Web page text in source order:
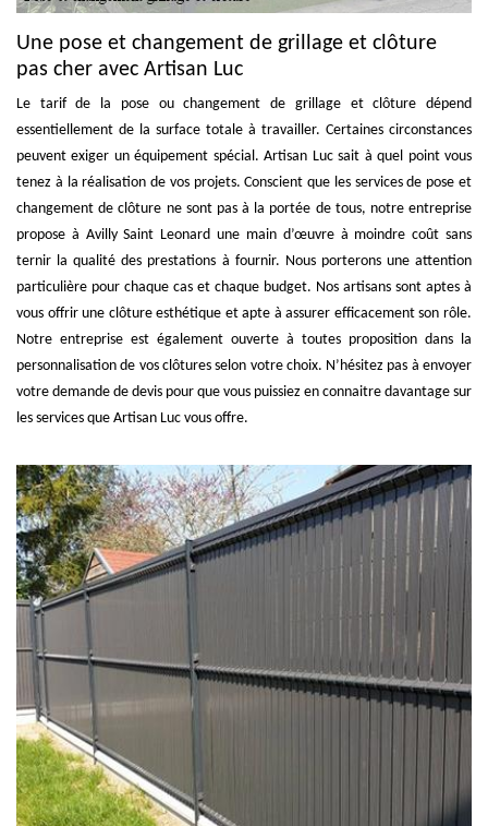
Une pose et changement de grillage et clôture
pas cher avec Artisan Luc
Le tarif de la pose ou changement de grillage et clôture dépend
essentiellement de la surface totale à travailler. Certaines circonstances
peuvent exiger un équipement spécial. Artisan Luc sait à quel point vous
tenez à la réalisation de vos projets. Conscient que les services de pose et
changement de clôture ne sont pas à la portée de tous, notre entreprise
propose à Avilly Saint Leonard une main d’œuvre à moindre coût sans
ternir la qualité des prestations à fournir. Nous porterons une attention
particulière pour chaque cas et chaque budget. Nos artisans sont aptes à
vous offrir une clôture esthétique et apte à assurer efficacement son rôle.
Notre entreprise est également ouverte à toutes proposition dans la
personnalisation de vos clôtures selon votre choix. N’hésitez pas à envoyer
votre demande de devis pour que vous puissiez en connaitre davantage sur
les services que Artisan Luc vous offre.